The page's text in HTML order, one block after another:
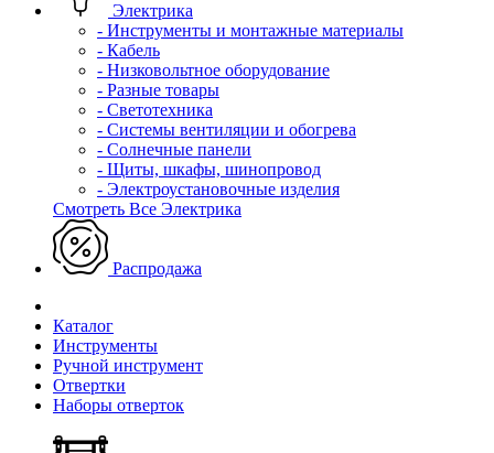
Электрика
- Инструменты и монтажные материалы
- Кабель
- Низковольтное оборудование
- Разные товары
- Светотехника
- Системы вентиляции и обогрева
- Солнечные панели
- Щиты, шкафы, шинопровод
- Электроустановочные изделия
Смотреть Все Электрика
Распродажа
Каталог
Инструменты
Ручной инструмент
Отвертки
Наборы отверток